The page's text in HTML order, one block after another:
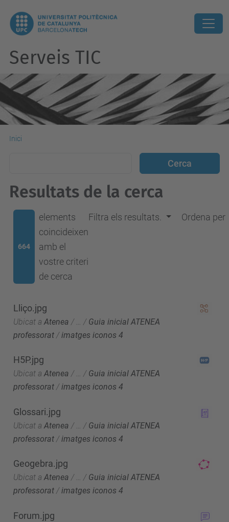
Serveis TIC
Inici
Resultats de la cerca
664
elements
coincideixen
amb el
vostre criteri
de cerca
Filtra els resultats. Ordena per
Lliço.jpg
Ubicat a Atenea / / Guia inicial ATENEA
professorat /imatges iconos 4
H5P.jpg
Ubicat a Atenea / … / Guia inicial ATENEA
professorat /imatges iconos 4
Glossari.jpg
Ubicat a Atenea / / Guia inicial ATENEA
professorat /imatges iconos 4
Geogebra.jpg
Ubicat a Atenea / … / Guia inicial ATENEA
professorat /imatges iconos 4
Forum.jpg